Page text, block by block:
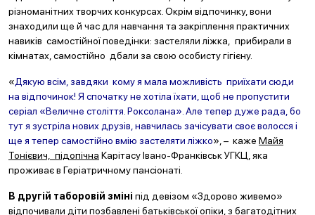
різноманітних творчих конкурсах. Окрім відпочинку, вони
знаходили ще й час для навчання та закріплення практичних
навиків самостійної поведінки: застеляли ліжка, прибирали в
кімнатах, самостійно дбали за свою особисту гігієну.
«Дякую всім, завдяки кому я мала можливість приїхати сюди
на відпочинок! Я спочатку не хотіла їхати, щоб не пропустити
серіал «Величне століття. Роксолана». Але тепер дуже рада, бо
тут я зустріла нових друзів, навчилась зачісувати своє волосся і
ще я тепер самостійно вмію застеляти ліжко», – каже Майя
Тонієвич, підопічна Карітасу Івано-Франківськ УГКЦ, яка
проживає в Геріатричному пансіонаті.
В другій таборовій зміні під девізом «Здорово живемо»
відпочивали діти позбавлені батьківської опіки, з багатодітних